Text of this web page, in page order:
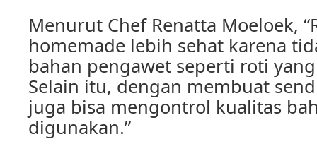
Menurut Chef Renatta Moeloek,
homemade lebih sehat karena
bahan pengawet seperti roti
Selain itu, dengan membuat
juga bisa mengontrol kualitas
digunakan.”